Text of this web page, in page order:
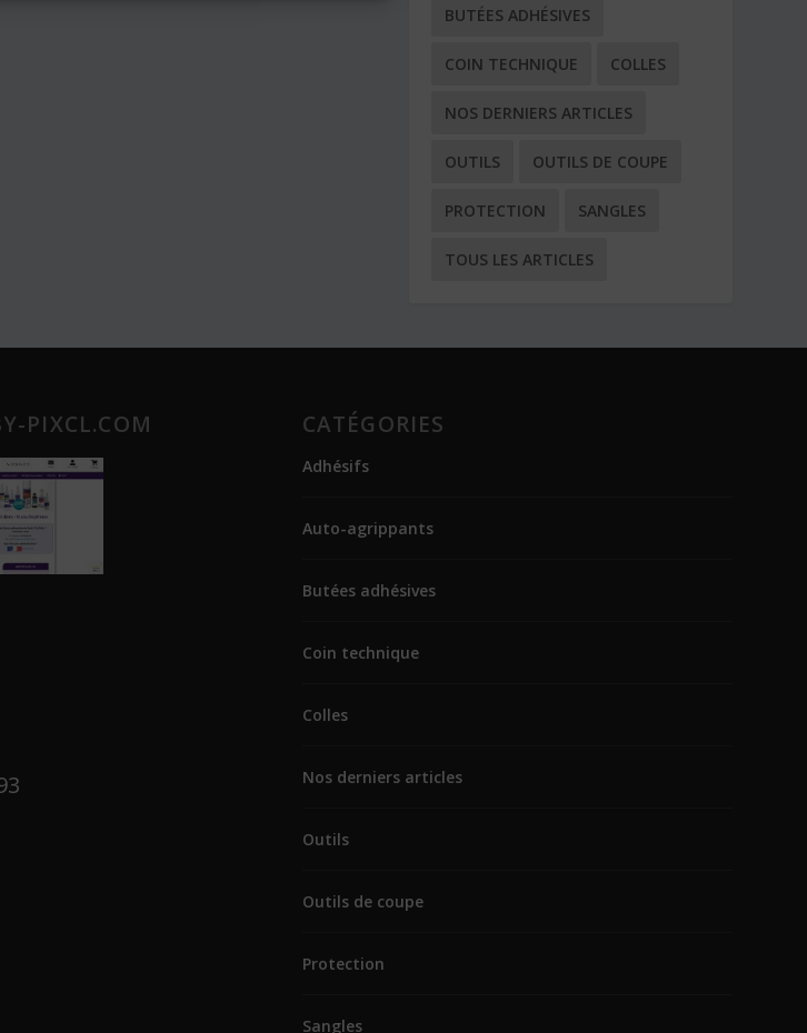
BUTÉES ADHÉSIVES
COIN TECHNIQUE COLLES
NOS DERNIERS ARTICLES
OUTILS OUTILS DE COUPE
PROTECTION SANGLES
TOUS LES ARTICLES
PIXCL.COM CATÉGORIES
Adhésifs
Auto-agrippants
Butées adhésives
Coin technique
Colles
Nos derniers articles
Outils
Outils de coupe
Protection
Sangles